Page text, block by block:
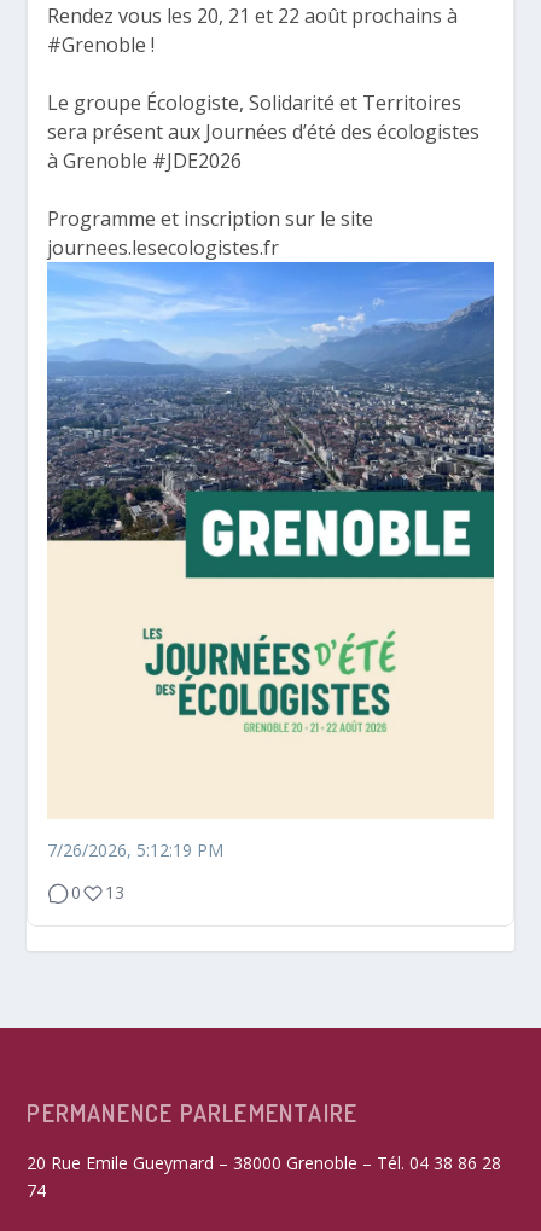
Rendez vous les 20, 21 et 22 août prochains à
#Grenoble !
Le groupe Écologiste, Solidarité et Territoires
sera présent aux Journées d’été des écologistes
à Grenoble #JDE2026
Programme et inscription sur le site
journees.lesecologistes.fr
7/26/2026, 5:12:19 PM
0
13
PERMANENCE PARLEMENTAIRE
20 Rue Emile Gueymard – 38000 Grenoble – Tél. 04 38 86 28
74